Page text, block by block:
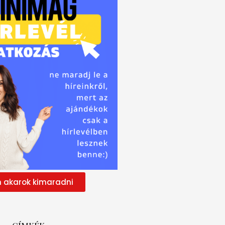
akarok kimaradni